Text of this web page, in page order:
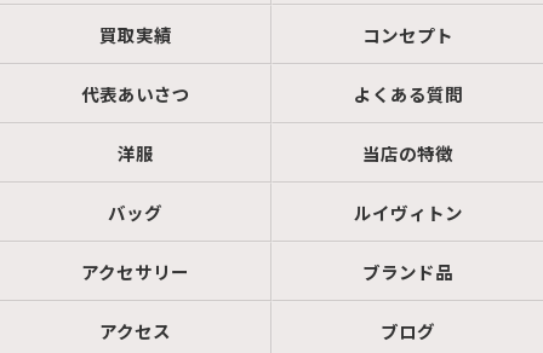
買取実績 コンセプト
代表あいさつ よくある質問
洋服 当店の特徴
バッグ ルイヴィトン
アクセサリー ブランド品
アクセス ブログ